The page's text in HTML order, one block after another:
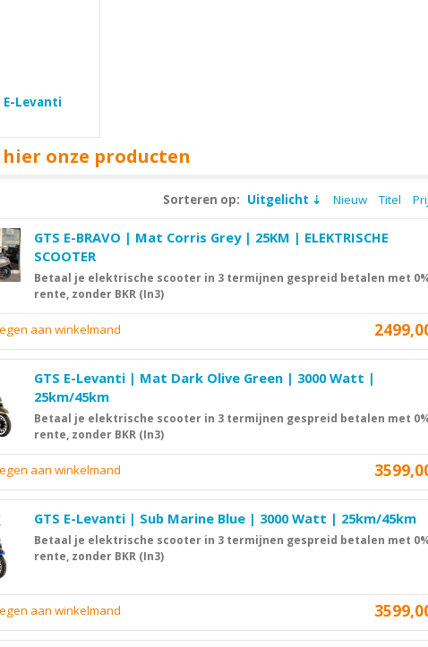
E-Levanti
onze producten
Sorteren op: Uitgelicht Nieuw Titel
GTS E-BRAVO | Mat Corris Grey | 25KM | ELEKTRISCHE
SCOOTER
Betaal je elektrische scooter in 3 termijnen gespreid betalen met
rente, zonder BKR (In3)
aan winkelmand
GTS E-Levanti | Mat Dark Olive Green | 3000 Watt |
25km/45km
Betaal je elektrische scooter in 3 termijnen gespreid betalen met
rente, zonder BKR (In3)
aan winkelmand
GTS E-Levanti | Sub Marine Blue | 3000 Watt | 25km/45km
Betaal je elektrische scooter in 3 termijnen gespreid betalen met
rente, zonder BKR (In3)
aan winkelmand